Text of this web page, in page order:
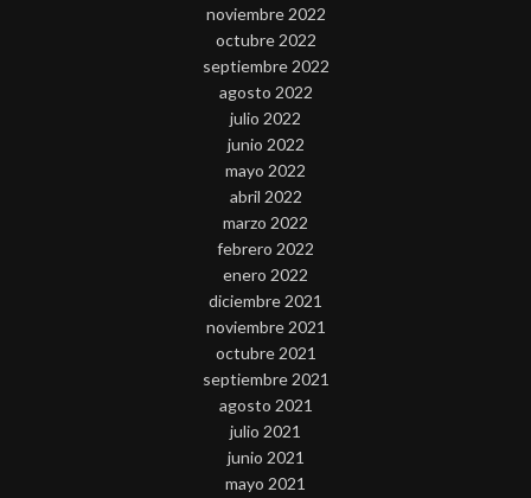
noviembre 2022
octubre 2022
septiembre 2022
agosto 2022
julio 2022
junio 2022
mayo 2022
abril 2022
marzo 2022
febrero 2022
enero 2022
diciembre 2021
noviembre 2021
octubre 2021
septiembre 2021
agosto 2021
julio 2021
junio 2021
mayo 2021